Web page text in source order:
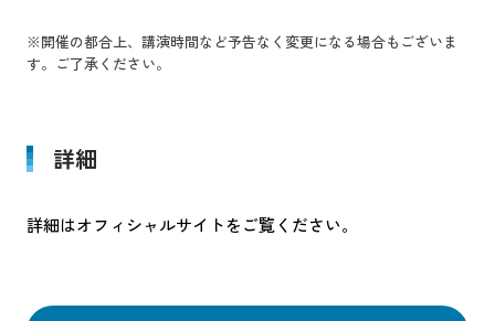
※開催の都合上、講演時間など予告なく変更になる場合もございま
す。ご了承ください。
詳細
詳細はオフィシャルサイトをご覧ください。